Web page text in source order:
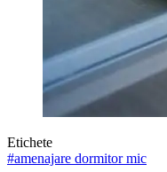
Etichete
#amenajare dormitor mic